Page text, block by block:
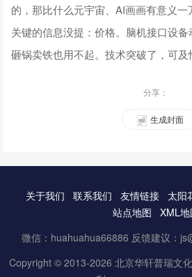
的，那比什么元宇宙、AI画画有意义
关键的信息没提：价格。脑机接口设
砸锅卖铁也用不起。技术突破了，可及
分享：
生成封面
关于我们 联系我们 友情链接 太阳
站点地图
XML地
微信：huahuahua66886 反馈建议：
Copyright © 2013-2026 北京华轩普瑞文